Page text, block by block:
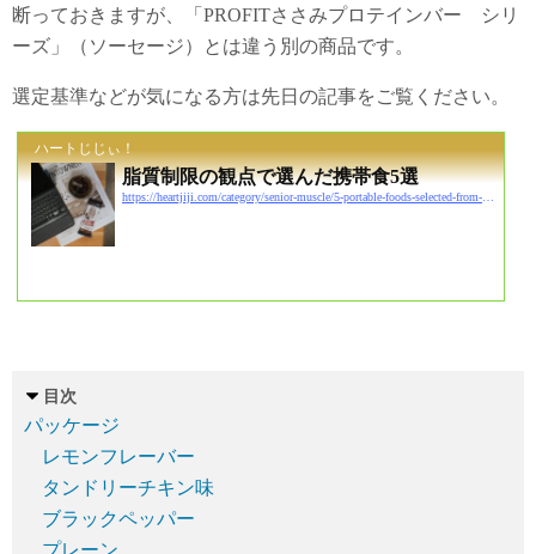
断っておきますが、「PROFITささみプロテインバー シリ
ーズ」（ソーセージ）とは違う別の商品です。
選定基準などが気になる方は先日の記事をご覧ください。
ハートじじぃ！
脂質制限の観点で選んだ携帯食5選
目次
パッケージ
レモンフレーバー
タンドリーチキン味
ブラックペッパー
プレーン